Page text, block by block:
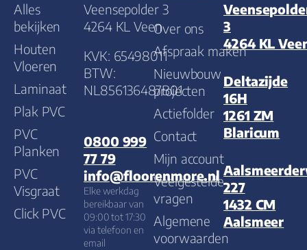
Alles
bekijken
Houten
Vloeren
Laminaat
Plak PVC
PVC
Planken
PVC
Visgraat
Click PVC
Veensepolder 3
4264 KL Veen
KVK: 65498011
BTW:
NL856136487B01
0800 999
77 79
info@floorenmore.nl
Elke werkdag
bereikbaar van
09:00 tot 17:30
via telefoon en
email
Over ons
Afspraak maken
Nieuwbouw
projecten
Actiefolder
Contact
Mijn account
Veelgestelde
vragen
Algemene
voorwaarden
3
4264 KL
Deltazijde
16H
1261 ZM
Blaricum
227
1432 CM
Aalsmeer